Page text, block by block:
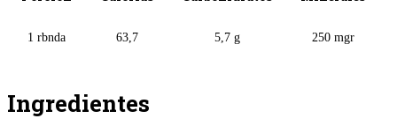
1 rbnda 63,7 5,7 g 250 mgr
Ingredientes